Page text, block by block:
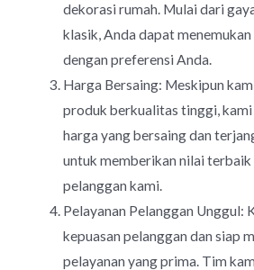
dekorasi rumah. Mulai dari
klasik, Anda dapat
dengan preferensi Anda.
Harga Bersaing: Meskipun
produk berkualitas tinggi,
harga yang bersaing dan
untuk memberikan nilai
pelanggan kami.
Pelayanan Pelanggan Unggul:
kepuasan pelanggan dan siap
pelayanan yang prima. Tim